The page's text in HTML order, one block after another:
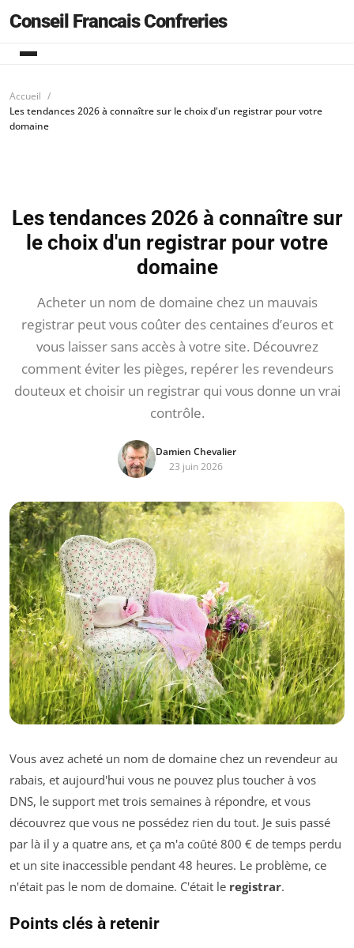
Conseil Francais Confreries
Accueil
Les tendances 2026 à connaître sur le choix d'un registrar pour votre
domaine
Les tendances 2026 à connaître sur
le choix d'un registrar pour votre
domaine
Acheter un nom de domaine chez un mauvais
registrar peut vous coûter des centaines d’euros et
vous laisser sans accès à votre site. Découvrez
comment éviter les pièges, repérer les revendeurs
douteux et choisir un registrar qui vous donne un vrai
contrôle.
Damien Chevalier
23 juin 2026
Vous avez acheté un nom de domaine chez un revendeur au
rabais, et aujourd'hui vous ne pouvez plus toucher à vos
DNS, le support met trois semaines à répondre, et vous
découvrez que vous ne possédez rien du tout. Je suis passé
par là il y a quatre ans, et ça m'a coûté 800 € de temps perdu
et un site inaccessible pendant 48 heures. Le problème, ce
n'était pas le nom de domaine. C'était le registrar.
Points clés à retenir